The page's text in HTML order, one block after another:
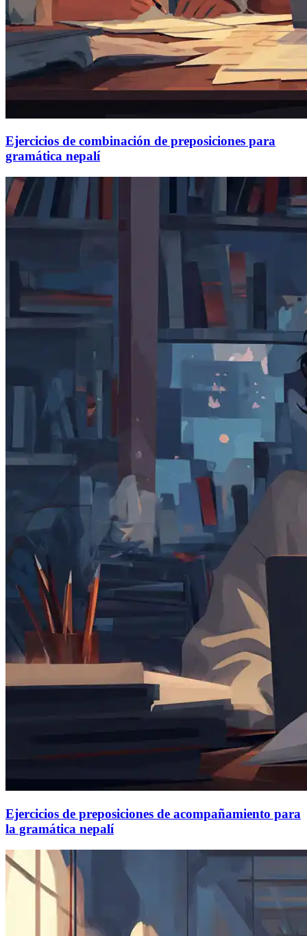
Ejercicios de combinación de preposiciones para
gramática nepalí
Ejercicios de preposiciones de acompañamiento para
la gramática nepalí